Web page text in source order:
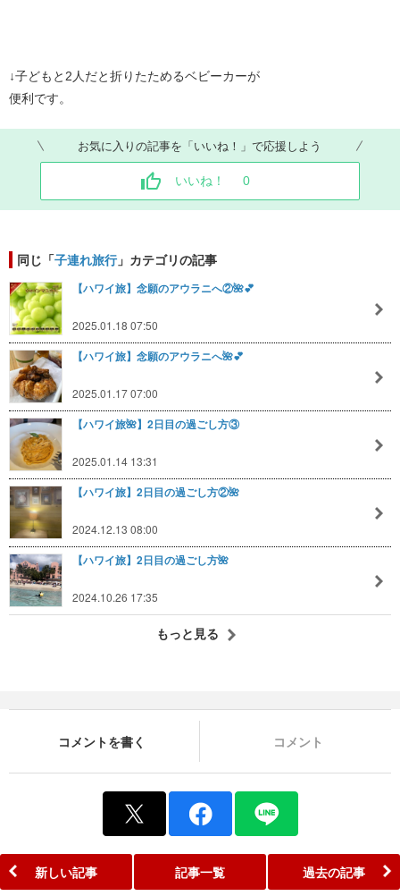
↓子どもと2人だと折りたためるベビーカーが
便利です。
お気に入りの記事を「いいね！」で応援しよう
いいね！ 0
同じ「子連れ旅行」カテゴリの記事
【ハワイ旅】念願のアウラニへ②🌺💕
2025.01.18 07:50
【ハワイ旅】念願のアウラニへ🌺💕
2025.01.17 07:00
【ハワイ旅🌺】2日目の過ごし方③
2025.01.14 13:31
【ハワイ旅】2日目の過ごし方②🌺
2024.12.13 08:00
【ハワイ旅】2日目の過ごし方🌺
2024.10.26 17:35
もっと見る
コメントを書く コメント
新しい記事 記事一覧 過去の記事